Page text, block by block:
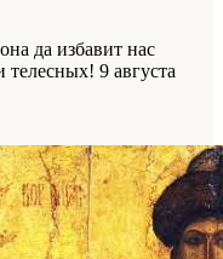
да избавит нас
9 августа